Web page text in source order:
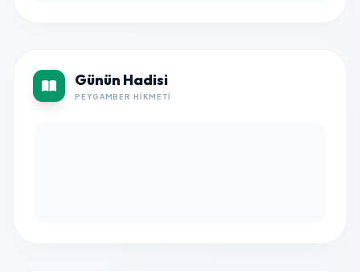
Günün Hadisi
PEYGAMBER HIKMETI